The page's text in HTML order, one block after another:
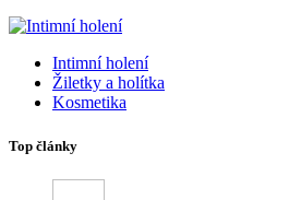
Intimní holení
Žiletky a holítka
Kosmetika
Top články